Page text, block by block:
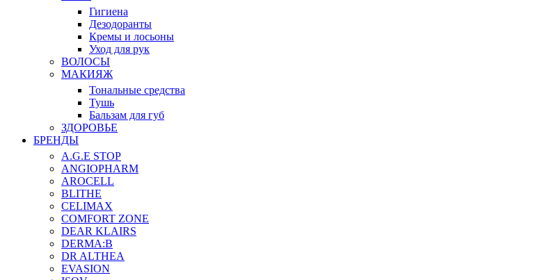
Гигиена
Дезодоранты
Кремы и лосьоны
Уход для рук
ВОЛОСЫ
МАКИЯЖ
Тональные средства
Тушь
Бальзам для губ
ЗДОРОВЬЕ
БРЕНДЫ
A.G.E STOP
ANGIOPHARM
AROCELL
BLITHE
CELIMAX
COMFORT ZONE
DEAR KLAIRS
DERMA:B
DR ALTHEA
EVASION